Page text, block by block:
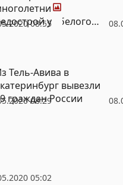
08:55у «белого
08:29
Тель-Авива в
вывезли
граждан России
05:02